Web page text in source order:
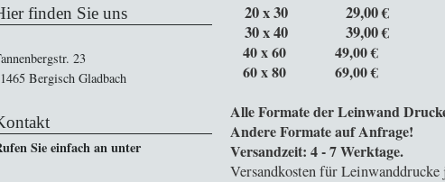
20 x 30 29,00 €
30 x 40 39,00 €
40 x 60 49,00 €
60 x 80 69,00 €
Alle Formate der Leinwand
Andere Formate auf Anfrage!
Versandzeit: 4 - 7 Werktage.
Versandkosten für
finden Sie uns
23
Bergisch Gladbach
Sie einfach an unter